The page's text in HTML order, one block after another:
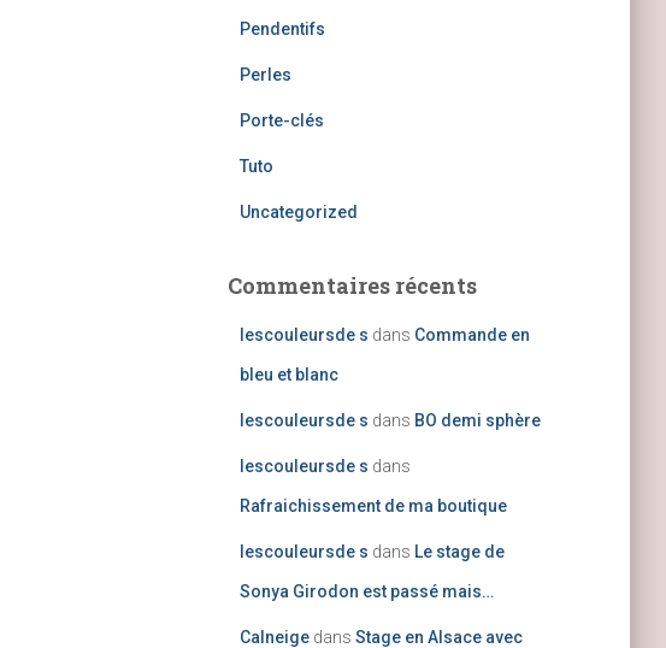
Pendentifs
Perles
Porte-clés
Tuto
Uncategorized
Commentaires récents
lescouleursde s dans Commande en
bleu et blanc
lescouleursde s dans BO demi sphère
lescouleursde s dans
Rafraichissement de ma boutique
lescouleursde s dans Le stage de
Sonya Girodon est passé mais…
Calneigedans Stage en Alsace avec